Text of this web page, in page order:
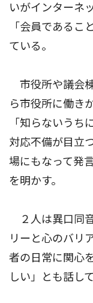
いがインターネ
「会員であるこ
ている。
市役所や議会
ら市役所に働き
「知らないうち
対応不備が目立
場にもなって発
を明かす。
２人は異口同
リーと心のバリ
者の日常に関心
しい」とも話し